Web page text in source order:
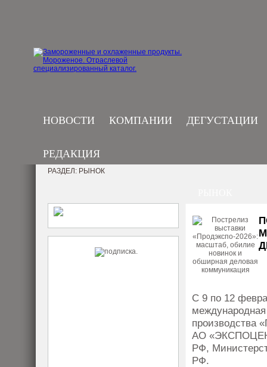
НОВОСТИ КОМПАНИИ ДЕГУСТАЦИИ
РЕДАКЦИЯ
РАЗДЕЛ: РЫНОК
С 9 по 12
производства
АО
РФ,
РФ.